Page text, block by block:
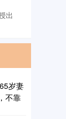
出
岁妻
不靠